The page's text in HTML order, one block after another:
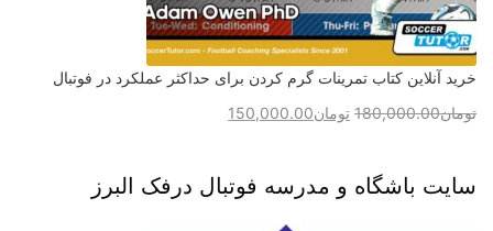
خرید آنلاین کتاب تمرینات گرم کردن برای حداکثر عملکرد در فوتبال
تومان180,000.00 تومان150,000.00
سایت باشگاه و مدرسه فوتبال درفک البرز